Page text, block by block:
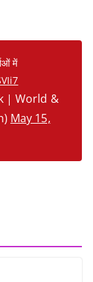
में
| World &
May 15,